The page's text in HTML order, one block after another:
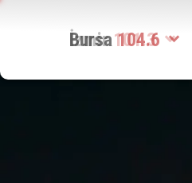
Bursa 104.6